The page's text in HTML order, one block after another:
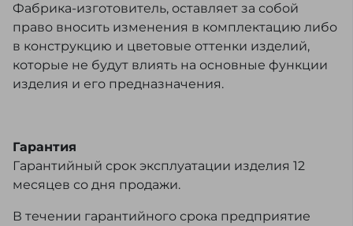
Фабрика-изготовитель, оставляет за собой
право вносить изменения в комплектацию либо
в конструкцию и цветовые оттенки изделий,
которые не будут влиять на основные функции
изделия и его предназначения.
Гарантия
Гарантийный срок эксплуатации изделия 12
месяцев со дня продажи.
В течении гарантийного срока предприятие